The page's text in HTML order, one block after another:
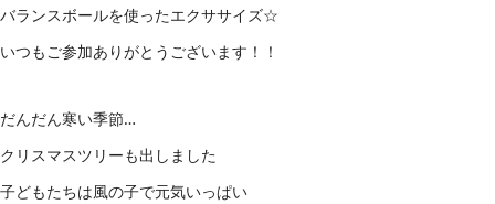
バランスボールを使ったエクササイズ☆
いつもご参加ありがとうございます！！
だんだん寒い季節…
クリスマスツリーも出しました
子どもたちは風の子で元気いっぱい